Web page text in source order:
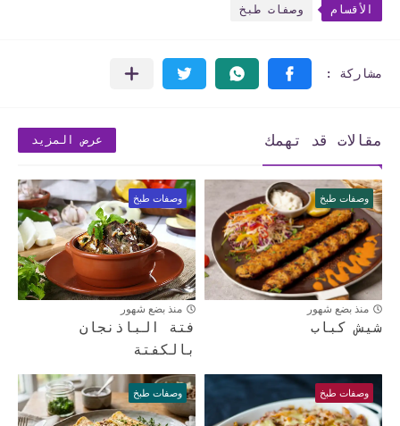
الأقسام وصفات طبخ
مقالات قد تهمك عرض المزيد
وصفات طبخ
منذ بضع شهور
شيش كباب
وصفات طبخ
منذ بضع شهور
فتة الباذنجان
بالكفتة
وصفات طبخ وصفات طبخ